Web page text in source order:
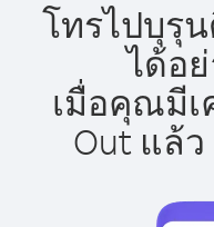
โทรไปบุรุ
ได้อ
เมื่อคุณมีเ
Out แล้